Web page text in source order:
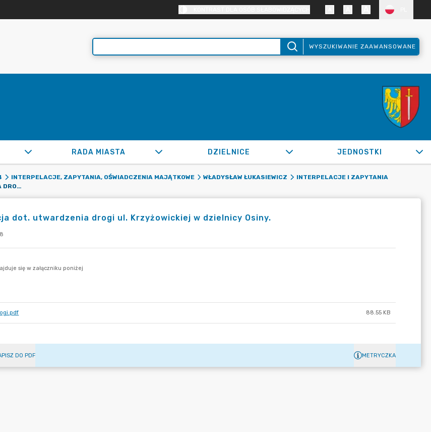
WYSZUKIWANIE ZAAWANSOWANE
RADA MIASTA DZIELNICE JEDNOSTKI
INTERPELACJE, ZAPYTANIA, OŚWIADCZENIA MAJĄTKOWE WŁADYSŁAW ŁUKASIEWICZ
INTERPELACJE I ZAPYTANIA
INTERPELACJA DOT. UTWARDZENIA DROGI UL. KRZYŻOWICKIEJ W DZIELNICY OSINY.
dot. utwardzenia drogi ul. Krzyżowickiej w dzielnicy Osiny.
88.55 KB
DO PDF METRYCZKA